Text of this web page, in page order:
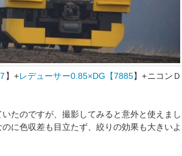
】+レデューサー0.85×DG【7885】+ニコンＤ
たのですが、撮影してみると意外と使えまし
に色収差も目立たず、絞りの効果も大きいよ